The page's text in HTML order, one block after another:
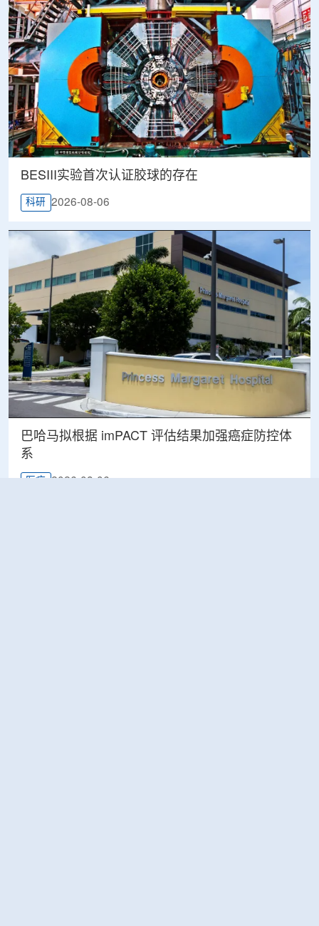
BESIII实验首次认证胶球的存在
科研 2026-08-06
巴哈马拟根据 imPACT 评估结果加强癌症防控体
系
医疗 2026-08-06